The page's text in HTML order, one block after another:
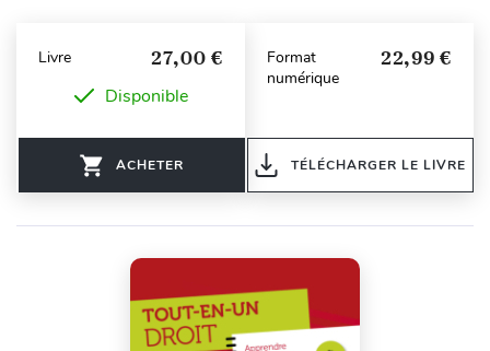
Livre 27,00 €
Disponible
ACHETER
Format
numérique
22,99 €
TÉLÉCHARGER LE LIVRE